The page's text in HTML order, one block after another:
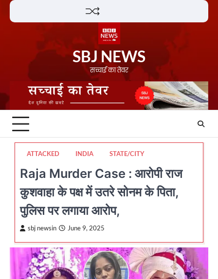
Skip
SBJ NEWS
सच्चाई का तेवर
ATTACKED INDIA STATE/CITY
Raja Murder Case : आरोपी राज
कुशवाहा के पक्ष में उतरे सोनम के पिता,
पुलिस पर लगाया आरोप,
sbj newsin June 9, 2025